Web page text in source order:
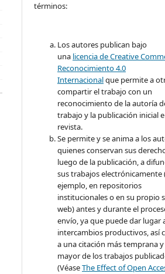
términos:
Los autores publican bajo
una licencia de Creative
Reconocimiento 4.0
Internacionalque permite a
compartir el trabajo con un
reconocimiento de la autoría
trabajo y la publicación inicial
revista.
Se permite y se anima a los
quienes conservan sus
luego de la publicación, a
sus trabajos electrónicamente
ejemplo, en repositorios
institucionales o en su propio
web) antes y durante el
envío, ya que puede dar lugar
intercambios productivos, así
a una citación más temprana y
mayor de los trabajos
(VéaseThe Effect of Open